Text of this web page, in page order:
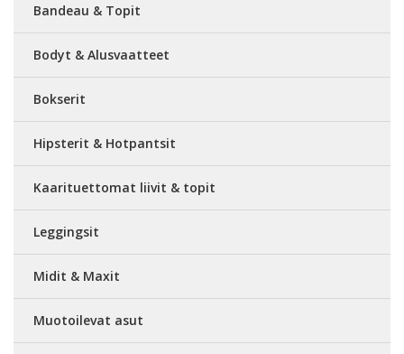
Bandeau & Topit
Bodyt & Alusvaatteet
Bokserit
Hipsterit & Hotpantsit
Kaarituettomat liivit & topit
Leggingsit
Midit & Maxit
Muotoilevat asut